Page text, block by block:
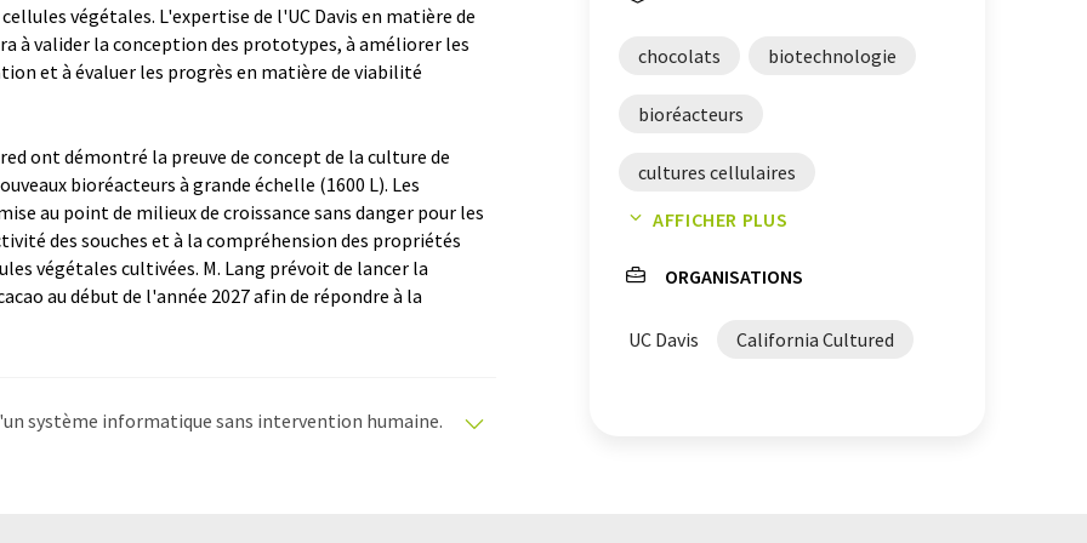
végétales. L'expertise de l'UC Davis en matière de
à valider la conception des prototypes, à améliorer les
et à évaluer les progrès en matière de viabilité
ont démontré la preuve de concept de la culture de
bioréacteurs à grande échelle (1600 L). Les
au point de milieux de croissance sans danger pour les
des souches et à la compréhension des propriétés
végétales cultivées. M. Lang prévoit de lancer la
au début de l'année 2027 afin de répondre à la
système informatique sans intervention humaine.
chocolats biotechnologie
bioréacteurs
cultures cellulaires
culture cellulaire
AFFICHER PLUS
ORGANISATIONS
UC Davis California Cultured